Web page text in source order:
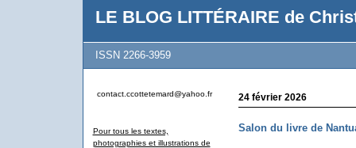
LE BLOG LITTÉRAIRE de
ISSN 2266-3959
contact.ccottetemard@yahoo.fr
Pour tous les textes,
photographies et illustrations de
24 février 2026
Salon du livre de